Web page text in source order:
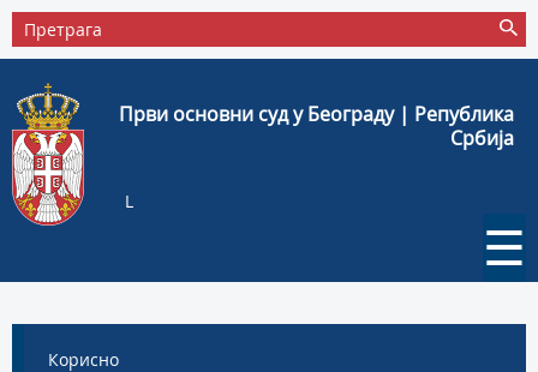
Први основни суд у Београду | Република
Србија
L
☰
Корисно